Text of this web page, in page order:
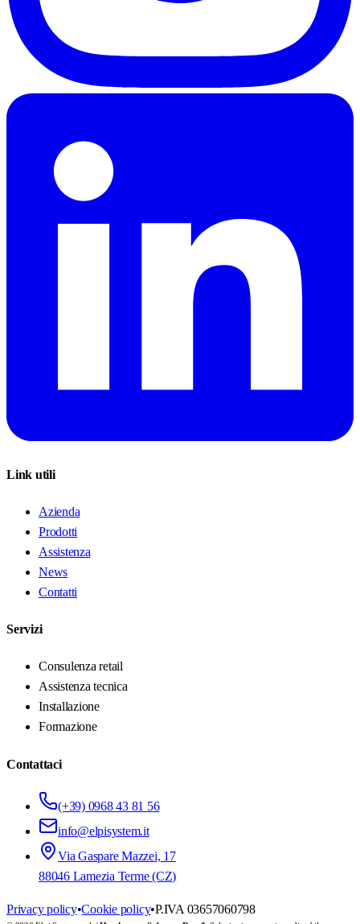
Link utili
Azienda
Prodotti
Assistenza
News
Contatti
Servizi
Consulenza retail
Assistenza tecnica
Installazione
Formazione
Contattaci
(+39) 0968 43 81 56
info@elpisystem.it
Via Gaspare Mazzei, 17
88046 Lamezia Terme (CZ)
Privacy policy•Cookie policy•P.IVA 03657060798